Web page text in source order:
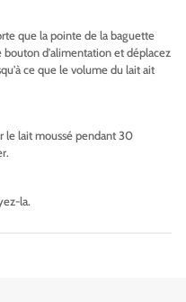
que la pointe de la baguette
d'alimentation et déplacez
ce que le volume du lait ait
le lait moussé pendant 30
la.